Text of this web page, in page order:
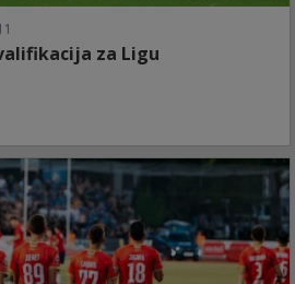
za Ligu